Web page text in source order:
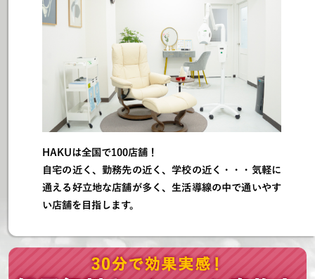
HAKUは全国で100店舗！
自宅の近く、勤務先の近く、学校の近く・・・気軽に
通える好立地な店舗が多く、生活導線の中で通いやす
い店舗を目指します。